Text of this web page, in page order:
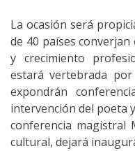
La ocasión será
de 40 países
y crecimiento
estará vertebrada
expondrán
intervención del poeta
conferencia magistral
cultural, dejará